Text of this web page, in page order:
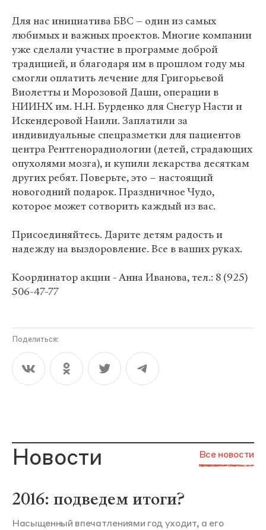
Для нас инициатива БВС – один из самых
любимых и важных проектов. Многие компании
уже сделали участие в программе доброй
традицией, и благодаря им в прошлом году мы
смогли оплатить лечение для Григорьевой
Виолетты и Морозовой Даши, операции в
НИИНХ им. Н.Н. Бурденко для Снегур Насти и
Искендеровой Наили. Заплатили за
индивидуальные спецразметки для пациентов
центра Рентгенорадиологии (детей, страдающих
опухолями мозга), и купили лекарства десяткам
других ребят. Поверьте, это – настоящий
новогодний подарок. Праздничное Чудо,
которое может сотворить каждый из вас.
Присоединяйтесь. Дарите детям радость и
надежду на выздоровление. Все в ваших руках.
Координатор акции - Анна Иванова, тел.: 8 (925)
506-47-77
Поделиться:
Новости Все новости
2016: подведем итоги?
Насыщенный впечатлениями год уходит, а его